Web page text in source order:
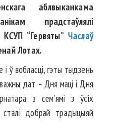
аблвыканкама
прадстаўлялі
“Гервяты” Часлаў
Лотах.
і ў вобласці, гэты тыдзень
дат – Дня маці і Дня
з сем’ямі з ўсіх
добрай традыцыяй